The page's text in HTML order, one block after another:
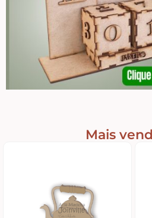
Ferragens
Pezinhos
Puxadores e Fechos
Dobradiças – Ganchos –
Contato
Mais